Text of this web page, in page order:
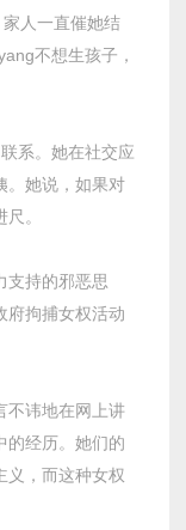
人一直催她结
不想生孩子，
系。她在社交应
。她说，如果对
。
支持的邪恶思
府拘捕女权活动
不讳地在网上讲
的经历。她们的
义，而这种女权